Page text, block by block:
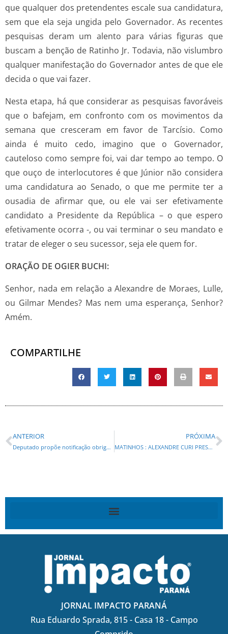
que qualquer dos pretendentes escale sua candidatura,
sem que ela seja ungida pelo Governador. As recentes
pesquisas deram um alento para várias figuras que
buscam a benção de Ratinho Jr. Todavia, não vislumbro
qualquer manifestação do Governador antes de que ele
decida o que vai fazer.
Nesta etapa, há que considerar as pesquisas favoráveis
que o bafejam, em confronto com os movimentos da
semana que cresceram em favor de Tarcísio. Como
ainda é muito cedo, imagino que o Governador,
cauteloso como sempre foi, vai dar tempo ao tempo. O
que ouço de interlocutores é que Júnior não considera
uma candidatura ao Senado, o que me permite ter a
ousadia de afirmar que, ou ele vai ser efetivamente
candidato a Presidente da República – o que espero
efetivamente ocorra -, ou vai terminar o seu mandato e
tratar de eleger o seu sucessor, seja ele quem for.
ORAÇÃO DE OGIER BUCHI:
Senhor, nada em relação a Alexandre de Moraes, Lulle,
ou Gilmar Mendes? Mas nem uma esperança, Senhor?
Amém.
COMPARTILHE
ANTERIOR
Deputado propõe notificação obrigatória em atendimentos a vítimas de acidente com sinais de embriaguez
PRÓXIMA
MATINHOS : ALEXANDRE CURI PRESTA CONTAS DO MANDATO NESTA SEXTA-FEIRA (29)
JORNAL IMPACTO PARANÁ
Rua Eduardo Sprada, 815 - Casa 18 - Campo